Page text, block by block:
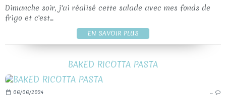
Dimanche soir, j'ai réalisé cette salade avec mes fonds de
frigo et c'est...
EN SAVOIR PLUS
BAKED RICOTTA PASTA
06/06/2024 …